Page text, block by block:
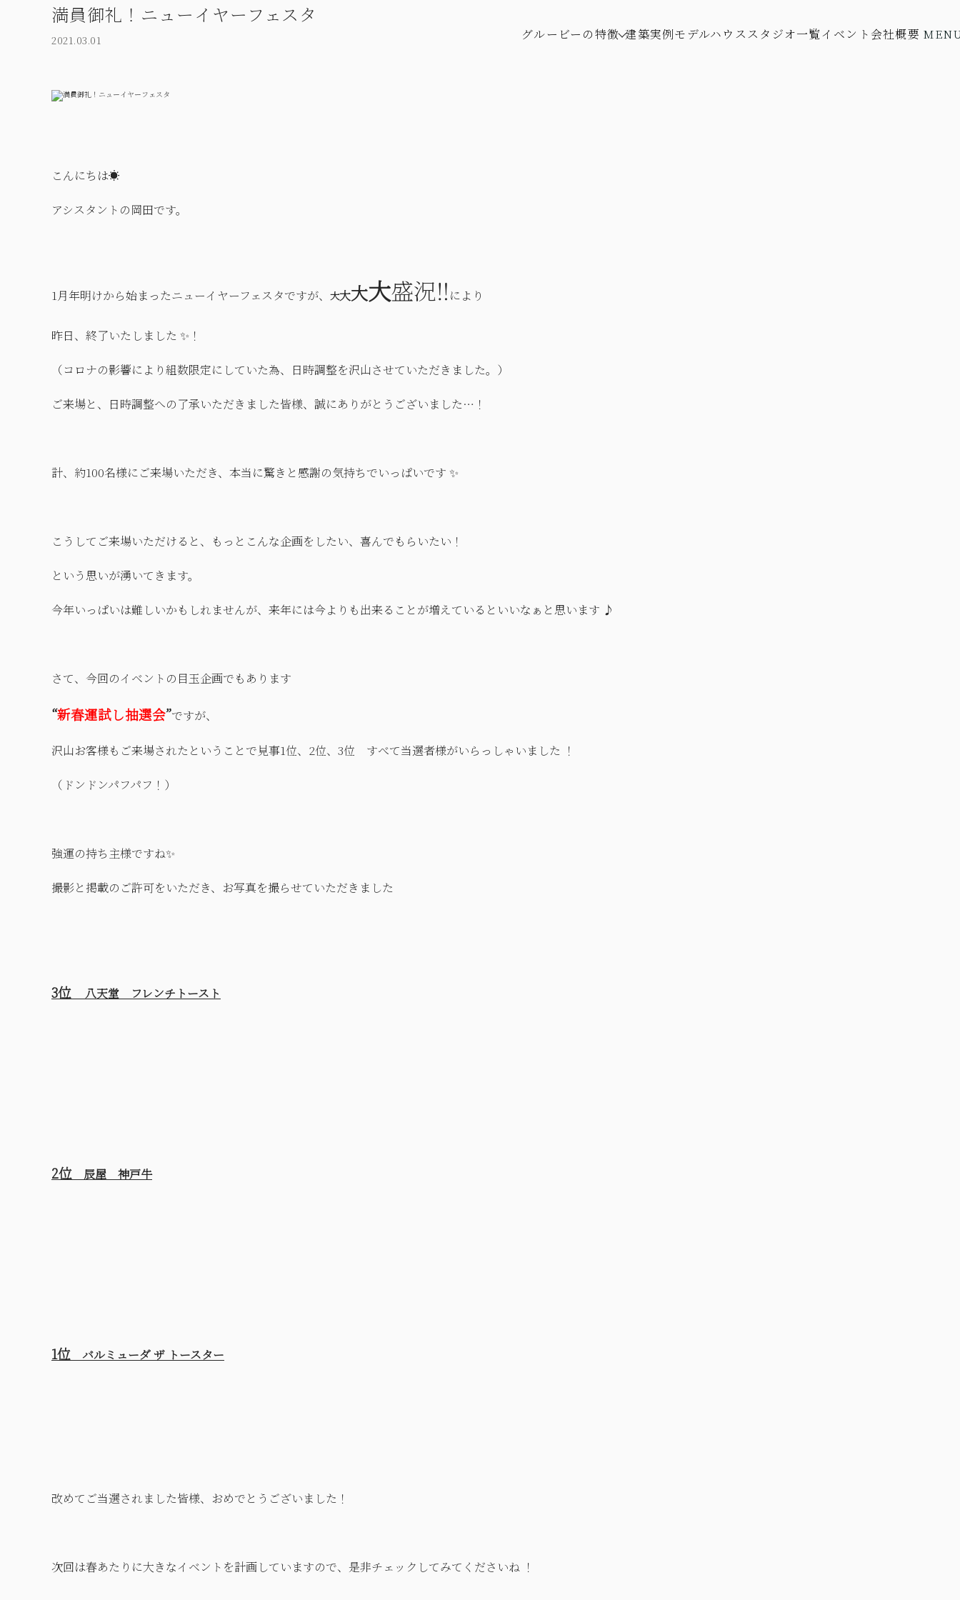
グルービーの特徴 建築実例モデルハウススタジオ一覧イベント 会社概要
満員御礼！ニューイヤーフェスタ
2021.03.01
こんにちは☀
アシスタントの岡田です。
1月年明けから始まったニューイヤーフェスタですが、 大大大大盛況‼ により
昨日、終了いたしました ✨！
（コロナの影響により組数限定にしていた為、日時調整を沢山させていただきました。）
ご来場と、日時調整への了承いただきました皆様、誠にありがとうございました…！
計、約100名様にご来場いただき、本当に驚きと感謝の気持ちでいっぱいです ✨
こうしてご来場いただけると、もっとこんな企画をしたい、喜んでもらいたい！
という思いが湧いてきます。
今年いっぱいは難しいかもしれませんが、来年には今よりも出来ることが増えているといいなぁと思います ♪
さて、今回のイベントの目玉企画でもあります
“新春運試し抽選会”ですが、
沢山お客様もご来場されたということで見事1位、2位、3位 すべて当選者様がいらっしゃいました ！
（ドンドンパフパフ！）
強運の持ち主様ですね✨
撮影と掲載のご許可をいただき、お写真を撮らせていただきました
3位 八天堂 フレンチトースト
2位 辰屋 神戸牛
1位 バルミューダ ザ トースター
改めてご当選されました皆様、おめでとうございました！
次回は春あたりに大きなイベントを計画していますので、是非チェックしてみてくださいね ！